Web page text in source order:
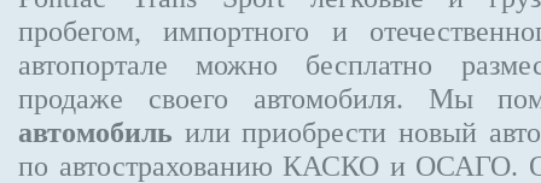
пробегом, импортного и
автопортале можно бесплатно
продаже своего автомобиля. Мы
автомобиль или приобрести новый
по автострахованию КАСКО и ОСАГО.